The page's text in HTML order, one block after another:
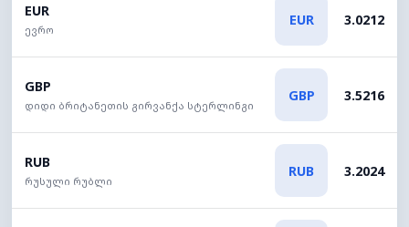
EUR
ევრო
EUR 3.0212
GBP
დიდი ბრიტანეთის გირვანქა სტერლინგი
GBP 3.5216
RUB
რუსული რუბლი
RUB 3.2024